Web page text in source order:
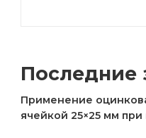
Последние
Применение
ячейкой 25×25 мм